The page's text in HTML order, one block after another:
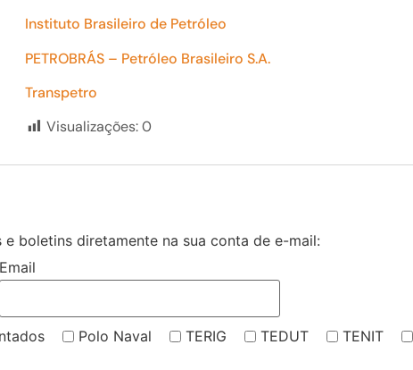
Instituto Brasileiro de Petróleo
PETROBRÁS – Petróleo Brasileiro S.A.
Transpetro
Visualizações:0
boletins diretamente na sua conta de e-mail:
Email
Polo Naval TERIG TEDUT TENIT